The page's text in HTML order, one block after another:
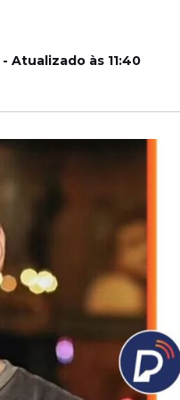
Atualizado às 11:40